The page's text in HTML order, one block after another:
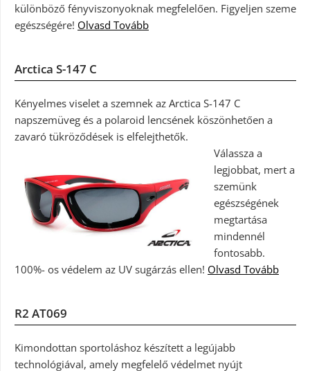
különböző fényviszonyoknak megfelelően. Figyeljen szeme
egészségére! Olvasd Tovább
Arctica S-147 C
Kényelmes viselet a szemnek az Arctica S-147 C
napszemüveg és a polaroid lencsének köszönhetően a
zavaró tükröződések is elfelejthetők.
Válassza a
legjobbat, mert a
szemünk
egészségének
megtartása
mindennél
fontosabb.
100%- os védelem az UV sugárzás ellen! Olvasd Tovább
R2 AT069
Kimondottan sportoláshoz készített a legújabb
technológiával, amely megfelelő védelmet nyújt